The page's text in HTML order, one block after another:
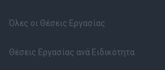
Όλες οι Θέσεις Εργασίας
Θέσεις Εργασίας ανά Ειδικότητα